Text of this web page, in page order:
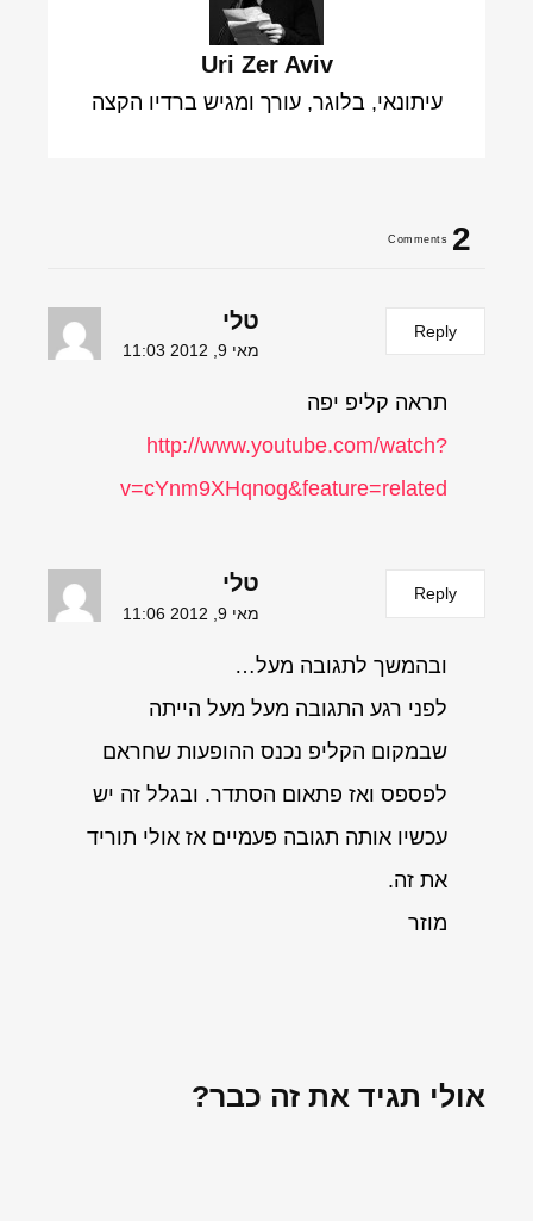
Uri Zer Aviv
עיתונאי, בלוגר, עורך ומגיש ברדיו הקצה
2
Comments
טלי
מאי 9, 2012 11:03
Reply
תראה קליפ יפה
http://www.youtube.com/watch?
v=cYnm9XHqnog&feature=related
טלי
מאי 9, 2012 11:06
Reply
ובהמשך לתגובה מעל…
לפני רגע התגובה מעל מעל הייתה
שבמקום הקליפ נכנס ההופעות שחראם
לפספס ואז פתאום הסתדר. ובגלל זה יש
עכשיו אותה תגובה פעמיים אז אולי תוריד
את זה.
מוזר
אולי תגיד את זה כבר?